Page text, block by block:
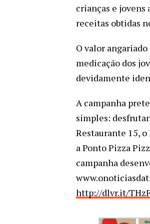
crianças e jovens
receitas obtidas
O valor
medicação dos
devidamente
A campanha
simples:
Restaurante 15,
a Ponto Pizza
campanha
http://dlvr.it/